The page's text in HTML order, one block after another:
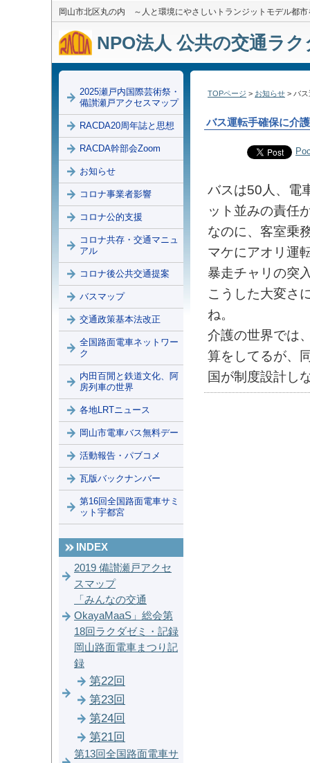
岡山市北区丸の内 ～人と環境にやさしいトランジットモデル都市
NPO法人 公共の交通ラ
TOPページ > お知らせ > バ
バス運転手確保に介
バスは50人、電
ット並みの責任
なのに、客室乗
マケにアオリ運
暴走チャリの突
こうした大変さ
ね。
介護の世界では
算をしてるが、
国が制度設計し
2025瀬戸内国際芸術祭・
備讃瀬戸アクセスマップ
RACDA20周年誌と思想
RACDA幹部会Zoom
お知らせ
コロナ事業者影響
コロナ公的支援
コロナ共存・交通マニュ
アル
コロナ後公共交通提案
バスマップ
交通政策基本法改正
全国路面電車ネットワー
ク
内田百閒と鉄道文化、阿
房列車の世界
各地LRTニュース
岡山市電車バス無料デー
活動報告・パブコメ
瓦版バックナンバー
第16回全国路面電車サミ
ット宇都宮
INDEX
2019 備讃瀬戸アクセ
スマップ
「みんなの交通
OkayaMaaS」総会第
18回ラクダゼミ・記録
岡山路面電車まつり記
録
第22回
第23回
第24回
第21回
第13回全国路面電車サ